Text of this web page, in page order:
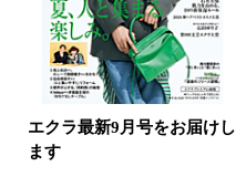
エクラ最新9月号をお届けし
ます